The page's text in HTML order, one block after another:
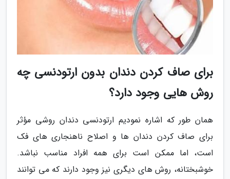
برای صاف کردن دندان بدون ارتودنسی چه
روش هایی وجود دارد؟
همان طور که اشاره نمودیم ارتودنسی دندان روشی مؤثر
برای صاف کردن دندان ها و اصلاح ناهنجاری های فک
است، اما ممکن است برای همه افراد مناسب نباشد.
خوشبختانه، روش های دیگری نیز وجود دارند که می توانند